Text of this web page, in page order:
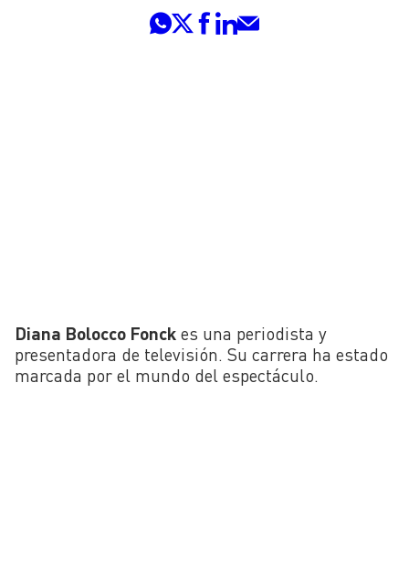
Diana Bolocco Fonck es una periodista y
presentadora de televisión. Su carrera ha estado
marcada por el mundo del espectáculo.